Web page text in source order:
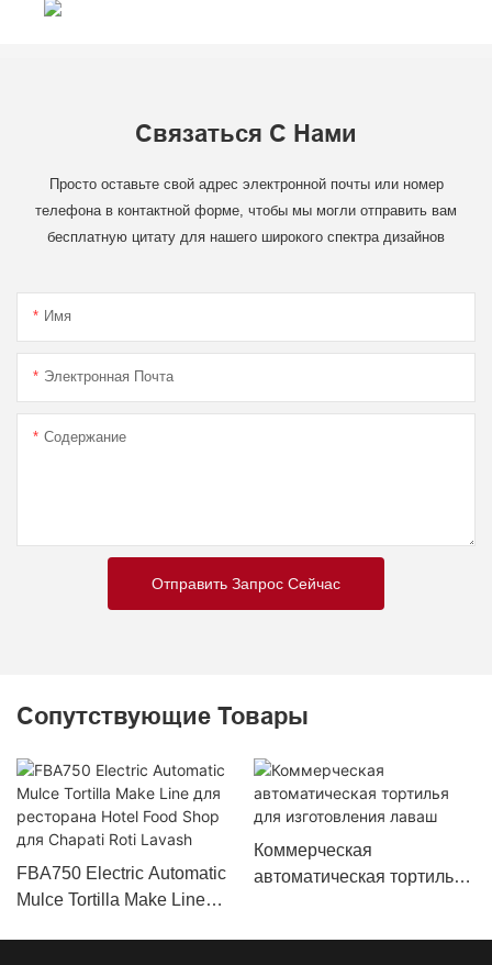
Связаться С Нами
Просто оставьте свой адрес электронной почты или номер
телефона в контактной форме, чтобы мы могли отправить вам
бесплатную цитату для нашего широкого спектра дизайнов
Имя
Электронная Почта
Содержание
Отправить Запрос Сейчас
Сопутствующие Товары
FBA750 Electric Automatic
Mulce Tortilla Make Line
Коммерческая
автоматическая тортилья